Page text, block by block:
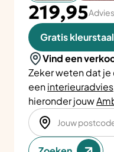
219,95
Gratis
Vind een
Zeker weten dat je
eeninterieuradvies
hieronder jouw